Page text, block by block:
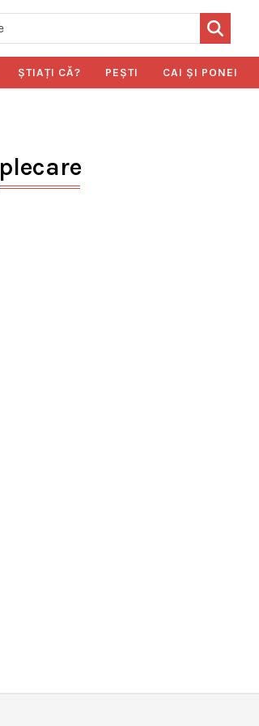
ŞTIAŢI CĂ? PEŞTI CAI ŞI PONEI
plecare